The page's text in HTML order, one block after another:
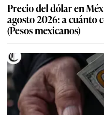
Precio del dólar en
agosto 2026: a cuánto
(Pesos mexicanos)